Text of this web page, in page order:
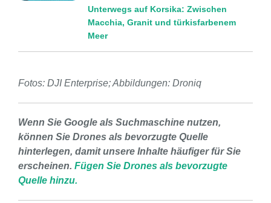
Unterwegs auf Korsika: Zwischen
Macchia, Granit und türkisfarbenem
Meer
Fotos: DJI Enterprise; Abbildungen: Droniq
Wenn Sie Google als Suchmaschine nutzen,
können Sie Drones als bevorzugte Quelle
hinterlegen, damit unsere Inhalte häufiger für Sie
erscheinen. Fügen Sie Drones als bevorzugte
Quelle hinzu.